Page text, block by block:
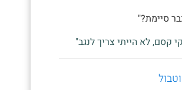
סיימת?"
קסם, לא הייתי צריך לנגב"